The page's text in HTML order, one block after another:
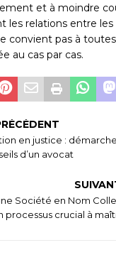
et à moindre
les relations entre les
convient pas à
au cas par cas.
en justice :
d’un avocat
Société en Nom
processus crucial à